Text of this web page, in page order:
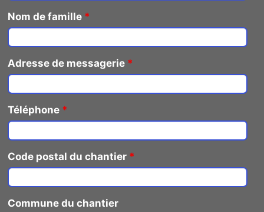
Nom de famille *
Adresse de messagerie *
Téléphone *
Code postal du chantier *
Commune du chantier